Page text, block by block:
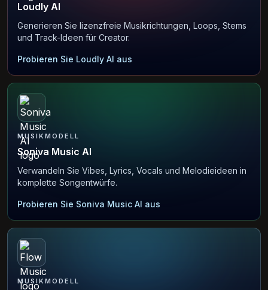
Loudly AI
Generieren Sie lizenzfreie Musikrichtungen, Loops, Stems
und Track-Ideen für Creator.
Probieren Sie Loudly AI aus
MUSIKMODELL
Soniva Music AI
Verwandeln Sie Vibes, Lyrics, Vocals und Melodieideen in
komplette Songentwürfe.
Probieren Sie Soniva Music AI aus
MUSIKMODELL